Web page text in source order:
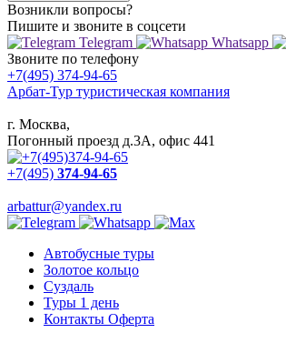
Возникли вопросы?
Пишите и звоните в соцсети
Telegram
Whatsapp
Звоните по телефону
+7(495) 374-94-65
Арбат-Тур туристическая компания
г. Москва,
Погонный проезд д.3А, офис 441
+7(495) 374-94-65
arbattur@yandex.ru
Автобусные туры
Золотое кольцо
Суздаль
Туры 1 день
Контакты Оферта